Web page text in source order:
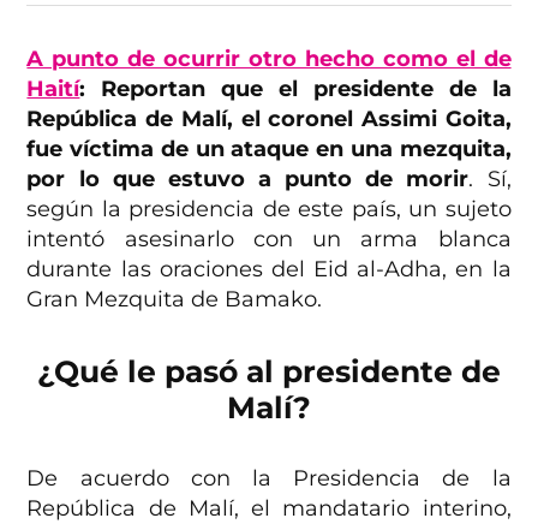
A punto de ocurrir otro hecho como el de
Haití: Reportan que el presidente de la
República de Malí, el coronel Assimi Goita,
fue víctima de un ataque en una mezquita,
por lo que estuvo a punto de morir. Sí,
según la presidencia de este país, un sujeto
intentó asesinarlo con un arma blanca
durante las oraciones del Eid al-Adha, en la
Gran Mezquita de Bamako.
¿Qué le pasó al presidente de
Malí?
De acuerdo con la Presidencia de la
República de Malí, el mandatario interino,